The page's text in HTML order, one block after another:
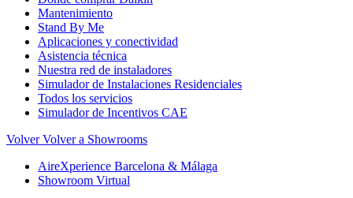
Mantenimiento
Stand By Me
Aplicaciones y conectividad
Asistencia técnica
Nuestra red de instaladores
Simulador de Instalaciones Residenciales
Todos los servicios
Simulador de Incentivos CAE
Volver Volver a Showrooms
AireXperience Barcelona & Málaga
Showroom Virtual